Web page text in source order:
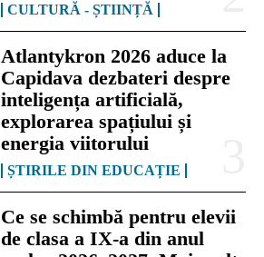
CULTURĂ - ȘTIINȚĂ
Atlantykron 2026 aduce la
Capidava dezbateri despre
inteligența artificială,
explorarea spațiului și
energia viitorului
ȘTIRILE DIN EDUCAȚIE
Ce se schimbă pentru elevii
de clasa a IX-a din anul